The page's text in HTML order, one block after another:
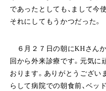
であったとしても、 まして今
それにしてもうかつだった。
６月２７日の朝にKHさん
回から外来診療です。元気に
おります。ありがとうござい
らして病院での朝食前、ベッ